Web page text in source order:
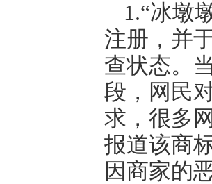
1.“冰墩
注册，并
查状态。
段，网民
求，很多
报道该商
因商家的